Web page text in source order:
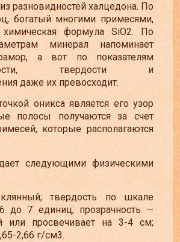
разновидностей халцедона. По
богатый многими примесями,
химическая формула SiO2. По
минерал напоминает
а вот по показателям
твердости и
даже их превосходит.
оникса является его узор
полосы получаются за счет
которые располагаются
следующими физическими
твердость по шкале
до 7 единиц; прозрачность —
или просвечивает на 3-4 см;
2,66 г/cм3.